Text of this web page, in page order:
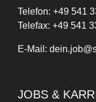
Telefon: +49 541
Telefax: +49 541
E-Mail:
JOBS &